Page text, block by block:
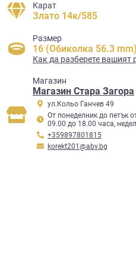
Карат
Злато 14к/585
Размер
16 (Обиколка 56.3 mm)
Как да разберете вашият
Mагазин
Магазин Стара Загора
ул.Кольо Ганчев 49
От понеделник до петък
09.00 до 18.00 часа,
+359897801815
korekt201@abv.bg